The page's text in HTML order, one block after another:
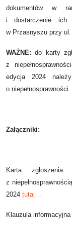
dokumentów w
i dostarczenie ich
w Przasnyszu przy
WAŻNE: do karty
z
edycja 2024
o niepełnosprawności.
Załączniki:
Karta
z
2024 tutaj…
Klauzula informacyjna